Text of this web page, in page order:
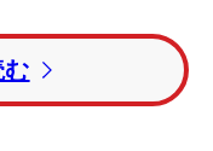
季初優勝を狙う
イツ）。トータル
ランガー（ドイ